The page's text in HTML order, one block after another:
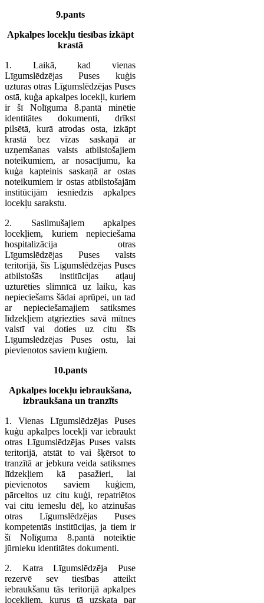
9.pants
Apkalpes locekļu tiesības izkāpt
krastā
1. Laikā, kad vienas
Līgumslēdzējas Puses kuģis
uzturas otras Līgumslēdzējas Puses
ostā, kuģa apkalpes locekļi, kuriem
ir šī Nolīguma 8.pantā minētie
identitātes dokumenti, drīkst
pilsētā, kurā atrodas osta, izkāpt
krastā bez vīzas saskaņā ar
uzņemšanas valsts atbilstošajiem
noteikumiem, ar nosacījumu, ka
kuģa kapteinis saskaņā ar ostas
noteikumiem ir ostas atbilstošajām
institūcijām iesniedzis apkalpes
locekļu sarakstu.
2. Saslimušajiem apkalpes
locekļiem, kuriem nepieciešama
hospitalizācija otras
Līgumslēdzējas Puses valsts
teritorijā, šīs Līgumslēdzējas Puses
atbilstošās institūcijas atļauj
uzturēties slimnīcā uz laiku, kas
nepieciešams šādai aprūpei, un tad
ar nepieciešamajiem satiksmes
līdzekļiem atgriezties savā mītnes
valstī vai doties uz citu šīs
Līgumslēdzējas Puses ostu, lai
pievienotos saviem kuģiem.
10.pants
Apkalpes locekļu iebraukšana,
izbraukšana un tranzīts
1. Vienas Līgumslēdzējas Puses
kuģu apkalpes locekļi var iebraukt
otras Līgumslēdzējas Puses valsts
teritorijā, atstāt to vai šķērsot to
tranzītā ar jebkura veida satiksmes
līdzekļiem kā pasažieri, lai
pievienotos saviem kuģiem,
pārceltos uz citu kuģi, repatriētos
vai citu iemeslu dēļ, ko atzinušas
otras Līgumslēdzējas Puses
kompetentās institūcijas, ja tiem ir
šī Nolīguma 8.pantā noteiktie
jūrnieku identitātes dokumenti.
2. Katra Līgumslēdzēja Puse
rezervē sev tiesības atteikt
iebraukšanu tās teritorijā apkalpes
locekļiem, kurus tā uzskata par